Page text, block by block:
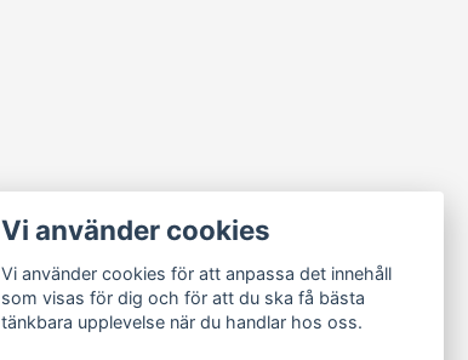
Vi använder cookies
Vi använder cookies för att anpassa det innehåll
som visas för dig och för att du ska få bästa
tänkbara upplevelse när du handlar hos oss.